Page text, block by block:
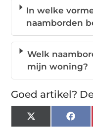
In welke
naamborden
Welk
mijn woning?
Goed artikel?
X
(Twitter)